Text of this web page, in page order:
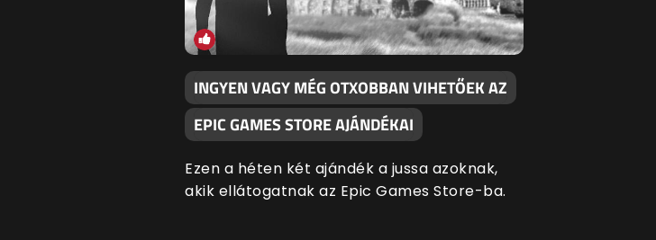
INGYEN VAGY MÉG OTXOBBAN VIHETŐEK AZ
EPIC GAMES STORE AJÁNDÉKAI
Ezen a héten két ajándék a jussa azoknak,
akik ellátogatnak az Epic Games Store-ba.